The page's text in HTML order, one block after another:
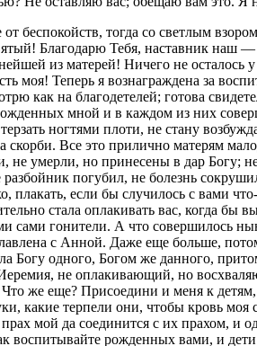
беспокойств, тогда со светлым
Благодарю Тебя, наставник наш
из матерей! Ничего не
моя! Теперь я вознаграждена за
как на благодетелей; готова
мной и в каждом из них
ногтями плоти, не стану
скорби. Все это прилично матерям
умерли, но принесены в дар Богу;
погубил, не болезнь
если бы случилось с вами
стала оплакивать вас, когда бы
сами гонители. А что совершилось
с Анной. Даже еще больше,
Богу одного, Богом же данного,
не оплакивающий, но
же еще? Присоедини и меня к
какие терпели они, чтобы кровь
мой да соединится с их прахом, и
рожденных вами, и